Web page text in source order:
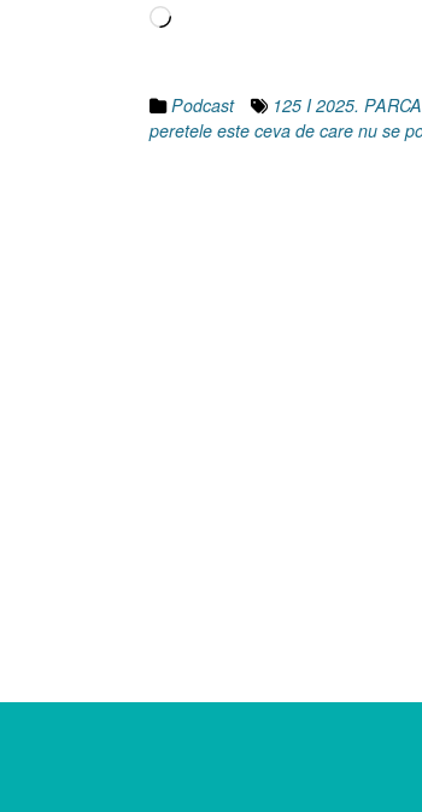
Încarc...
Podcast 125 I 2025.
peretele este ceva de care nu se